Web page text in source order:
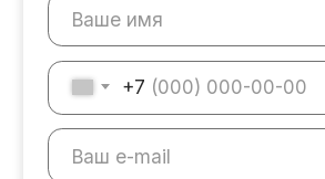
Скачать бизнес-
Нажимая на кнопку “Скачать